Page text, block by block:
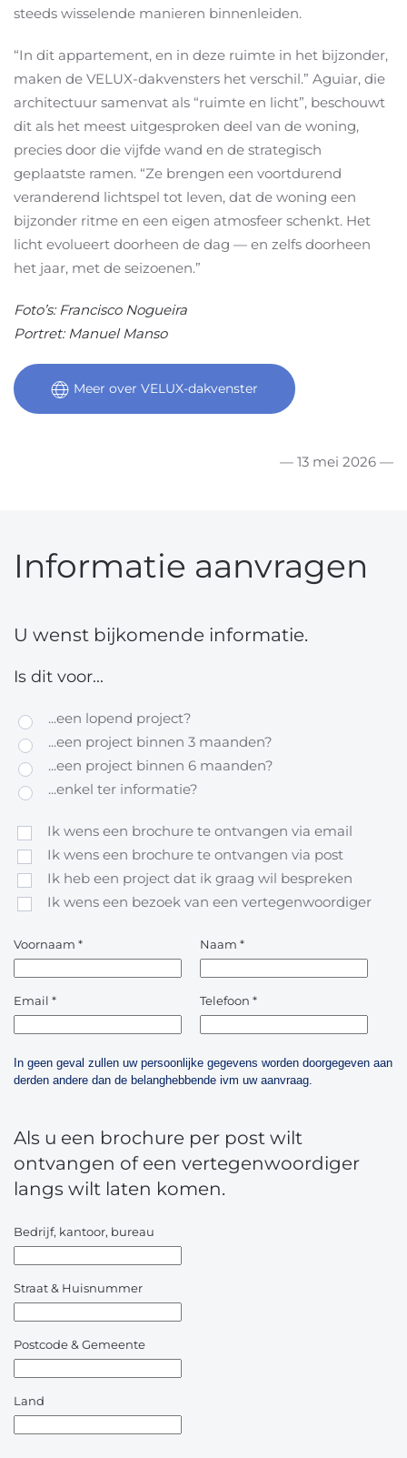
steeds wisselende manieren binnenleiden.
“In dit appartement, en in deze ruimte in het bijzonder,
maken de VELUX-dakvensters het verschil.” Aguiar, die
architectuur samenvat als “ruimte en licht”, beschouwt
dit als het meest uitgesproken deel van de woning,
precies door die vijfde wand en de strategisch
geplaatste ramen. “Ze brengen een voortdurend
veranderend lichtspel tot leven, dat de woning een
bijzonder ritme en een eigen atmosfeer schenkt. Het
licht evolueert doorheen de dag — en zelfs doorheen
het jaar, met de seizoenen.”
Foto’s: Francisco Nogueira
Portret: Manuel Manso
Meer over VELUX-dakvenster
— 13 mei 2026 —
Informatie aanvragen
U wenst bijkomende informatie.
Is dit voor...
...een lopend project?
...een project binnen 3 maanden?
...een project binnen 6 maanden?
...enkel ter informatie?
Ik wens een brochure te ontvangen via email
Ik wens een brochure te ontvangen via post
Ik heb een project dat ik graag wil bespreken
Ik wens een bezoek van een vertegenwoordiger
Voornaam * Naam *
Email * Telefoon *
In geen geval zullen uw persoonlijke gegevens worden doorgegeven aan
derden andere dan de belanghebbende ivm uw aanvraag.
Als u een brochure per post wilt
ontvangen of een vertegenwoordiger
langs wilt laten komen.
Bedrijf, kantoor, bureau
Straat & Huisnummer
Postcode & Gemeente
Land